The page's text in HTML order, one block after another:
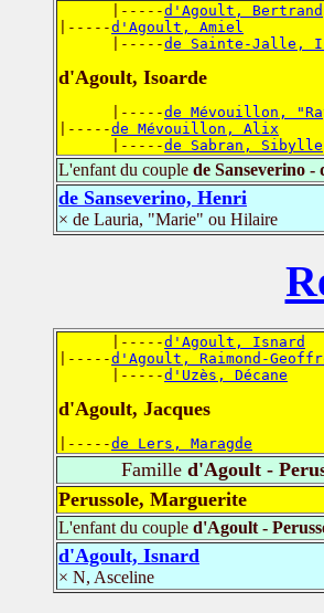
      |-----
d'Agoult, Bertrand
|-----d'Agoult, Amiel
      |-----
de Sainte-Jalle,
d'Agoult, Isoarde
      |-----
de Mévouillon,
|-----de Mévouillon, Alix
      |-----
de Sabran, Sibylle
L'enfant du couple de Sanseverino
de Sanseverino, Henri
× de Lauria, "Marie" ou Hilaire
      |-----
d'Agoult, Isnard
|-----d'Agoult, Raimond-
      |-----
d'Uzès, Décane
d'Agoult, Jacques
|-----de Lers, Maragde
Familled'Agoult -
Perussole, Marguerite
L'enfant du couple d'Agoult -
d'Agoult, Isnard
× N, Asceline